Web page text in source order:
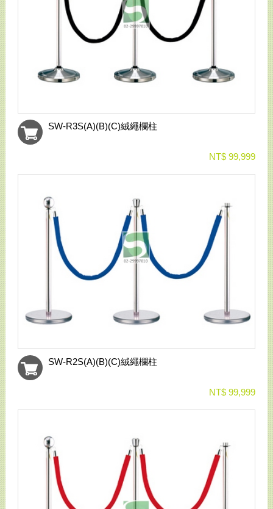
SW-R3S(A)(B)(C)絨繩欄柱
NT$ 99,999
SW-R2S(A)(B)(C)絨繩欄柱
NT$ 99,999